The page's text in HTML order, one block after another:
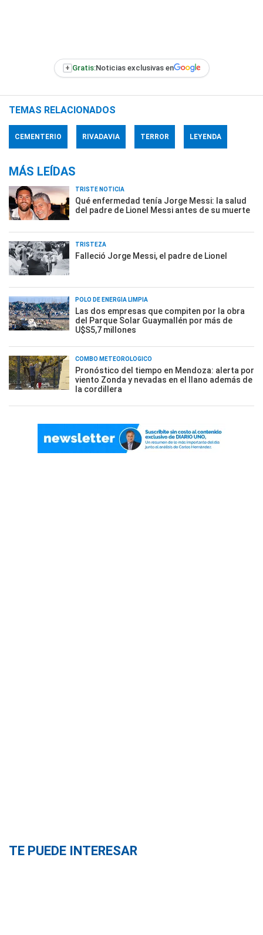
+ Gratis:Noticias exclusivas en
TEMAS RELACIONADOS
CEMENTERIO RIVADAVIA TERROR LEYENDA
MÁS LEÍDAS
TRISTE NOTICIA
Qué enfermedad tenía Jorge Messi: la salud
del padre de Lionel Messi antes de su muerte
TRISTEZA
Falleció Jorge Messi, el padre de Lionel
POLO DE ENERGÍA LIMPIA
Las dos empresas que compiten por la obra
del Parque Solar Guaymallén por más de
U$S5,7 millones
COMBO METEOROLÓGICO
Pronóstico del tiempo en Mendoza: alerta por
viento Zonda y nevadas en el llano además de
la cordillera
TE PUEDE INTERESAR